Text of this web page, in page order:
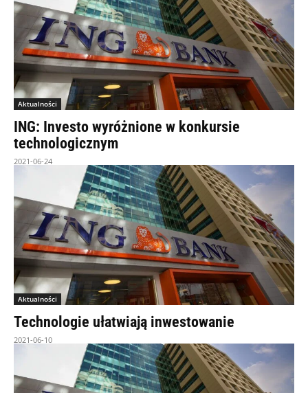
Aktualności
ING: Investo wyróżnione w konkursie
technologicznym
2021-06-24
Aktualności
Technologie ułatwiają inwestowanie
2021-06-10